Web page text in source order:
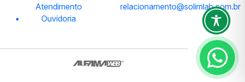
Atendimento
Ouvidoria
relacionamento@solimlab.com.br